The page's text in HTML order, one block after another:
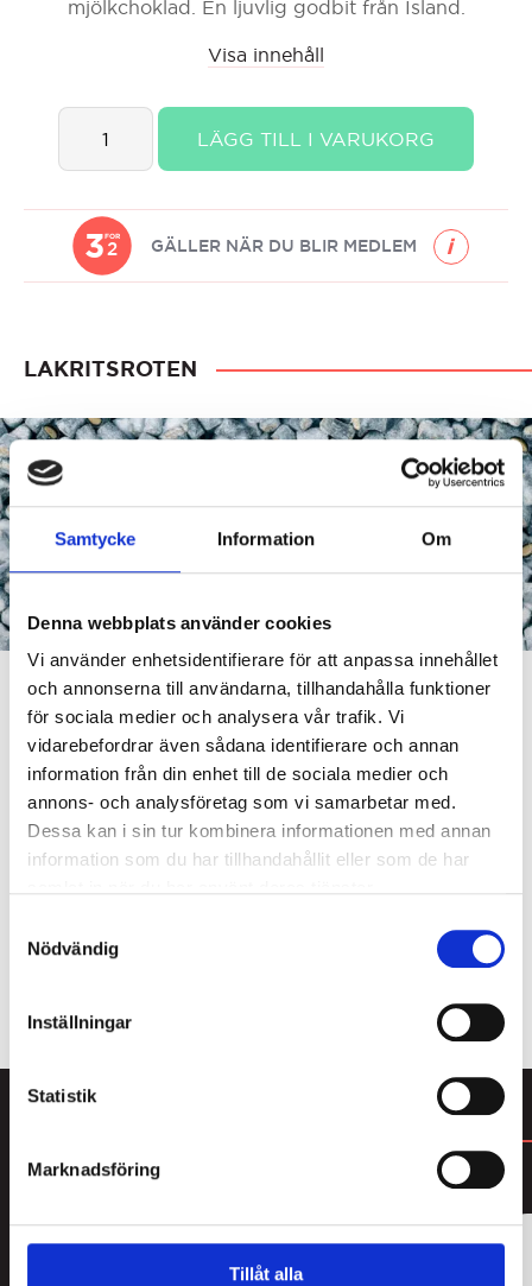
Samtycke Information Om
Denna webbplats använder cookies
Vi använder enhetsidentifierare för att anpassa innehållet
och annonserna till användarna, tillhandahålla funktioner
för sociala medier och analysera vår trafik. Vi
vidarebefordrar även sådana identifierare och annan
information från din enhet till de sociala medier och
annons- och analysföretag som vi samarbetar med.
Dessa kan i sin tur kombinera informationen med annan
information som du har tillhandahållit eller som de har
Nödvändig
Inställningar
Statistik
Marknadsföring
Tillåt alla
mjölkchoklad. En ljuvlig godbit från Island.
Visa innehåll
Lakritsroten
Lakkris
Rindlar
quantity
LÄGG TILL I VARUKORG
3FOR
2 GÄLLER NÄR DU BLIR MEDLEM
LAKRITSROTEN
Som medlem i Lakritsrotens medlemsklubb får du
köpa 4 av våra populära cellofanpåsar och betala
endast för 3. Här hittar du massor av smarrig lakrits
från den saltaste saltlakritsen till mjuk sötlakrits,
karameller och lakrits doppad i choklad. Bara att
samband med att du genomför ditt köp.
32